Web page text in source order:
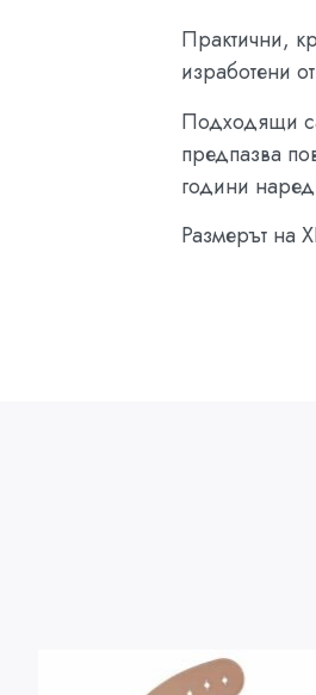
Практични,
изработени
Подходящи
предпазва
години
Размерът на